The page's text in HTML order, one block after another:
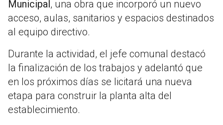
Municipal, una obra que incorporó un nuevo
acceso, aulas, sanitarios y espacios destinados
al equipo directivo.
Durante la actividad, el jefe comunal destacó
la finalización de los trabajos y adelantó que
en los próximos días se licitará una nueva
etapa para construir la planta alta del
establecimiento.